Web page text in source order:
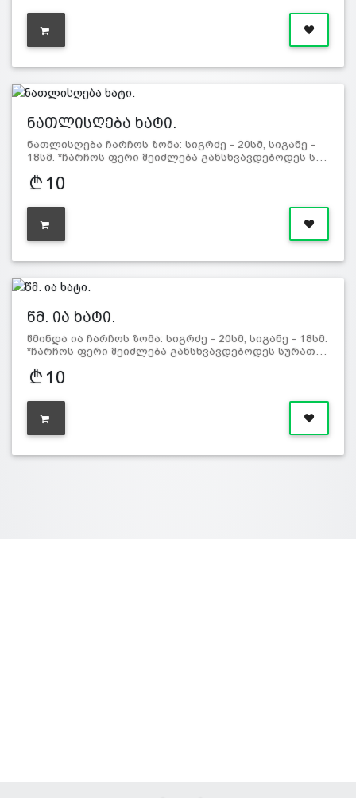
ნათლისღება ხატი.
ნათლისღება ჩარჩოს ზომა: სიგრძე - 20სმ, სიგანე -
18სმ. *ჩარჩოს ფერი შეიძლება განსხვავდებოდეს ს…
10
წმ. ია ხატი.
წმინდა ია ჩარჩოს ზომა: სიგრძე - 20სმ, სიგანე - 18სმ.
*ჩარჩოს ფერი შეიძლება განსხვავდებოდეს სურათ…
10